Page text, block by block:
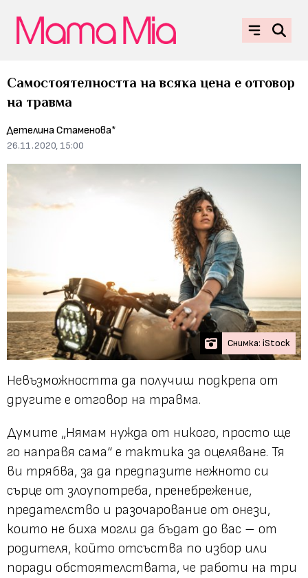
Самостоятелността на всяка цена е отговор
на травма
Детелина Стаменова*
26.11.2020, 15:00
Снимка: iStock
Невъзможността да получиш подкрепа от
другите е отговор на травма.
Думите „Нямам нужда от никого, просто ще
го направя сама“ е тактика за оцеляване. Тя
ви трябва, за да предпазите нежното си
сърце от злоупотреба, пренебрежение,
предателство и разочарование от онези,
които не биха могли да бъдат до вас – от
родителя, който отсъства по избор или
поради обстоятелствата, че работи на три